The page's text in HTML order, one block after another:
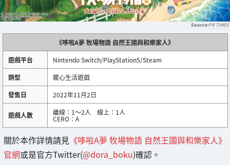
PR TIMES
《哆啦A夢 牧場物語 自然王國與和樂家人》
遊戲平台
Nintendo Switch/PlayStation5/Steam
類型
暖心生活遊戲
發售日
2022年11月2日
遊戲人數 離線：1～2人 線上：1人
CERO：A
關於本作詳情請見 《哆啦A夢 牧場物語 自然王國與和樂家人》
官網或是官方Twitter(@dora_boku)確認。